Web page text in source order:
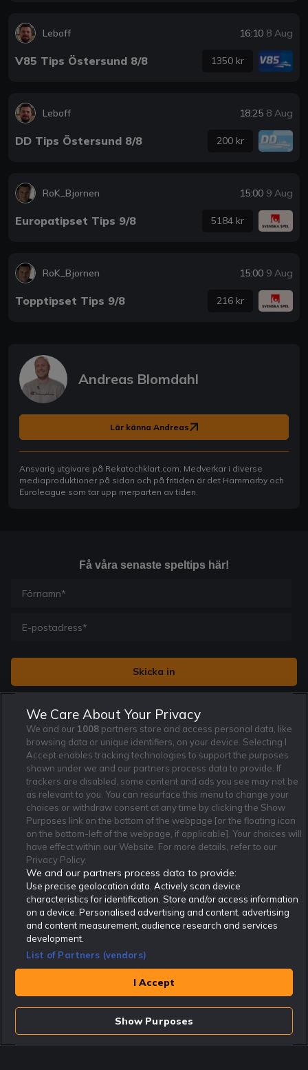
Leboff 16:10 8 Aug
V85 Tips Östersund 8/8 1350 kr
Leboff 18:25 8 Aug
DD Tips Östersund 8/8 200 kr
RoK_Bjornen 15:00 9 Aug
Europatipset Tips 9/8 5184 kr
RoK_Bjornen 15:00 9 Aug
Topptipset Tips 9/8 216 kr
Andreas Blomdahl
Lär känna Andreas
Ansvarig utgivare på Rekatochklart.com. Medverkar i diverse
mediaproduktioner på sidan och på fritiden är det Hammarby och
Euroleague som tar upp merparten av tiden.
Få våra senaste speltips här!
Jag vill få nyhetsbrev från Rekatochklart och jag är 18+. Regler
och villkor gäller. *
Rekatochklart.com är Sveriges ledande betting-community. 2017 nominerades
Rekatochklart som en av världens bästa spelinformations-sajter på spelbranschens egen
Oscarsgala EGR Awards.
Rekatochklart är oberoende och ej knutet till något specifikt spelbolag. Här hittar du
speltips, unika insättningsbonusar och erbjudanden från de största och mest seriösa
spelbolagen. En spelbok, spelskola, information om skador och avstängningar samt vårt
populära klotterplank.
Har du några frågor är du välkommen att
kontakta oss
Spela ansvarsfullt. Åldersgränsen för spel är 18+ Har ditt spelande blivit ett
problem? Kontakta stödlinjen på 020-81 91 00. Odds kan ändras. Alla odds var
korrekta vid den tidpunkt de publicerades. Spel utan konto innebär att man
Affiliate Modell
Om Rekatochklart
Kontakta oss
Redaktionen
Ansvarsfullt Spelande
F.A.Q
Nyhetsarkiv
Redaktionell policy
Cookie Policy
Användarvilkor
Integritetspolicy
Rekatochklart shop
We Care About Your Privacy
We and our 1008 partners store and access personal data, like
browsing data or unique identifiers, on your device. Selecting I
Accept enables tracking technologies to support the purposes
shown under we and our partners process data to provide. If
trackers are disabled, some content and ads you see may not be
as relevant to you. You can resurface this menu to change your
choices or withdraw consent at any time by clicking the Show
Purposes link on the bottom of the webpage [or the floating icon
on the bottom-left of the webpage, if applicable]. Your choices will
have effect within our Website. For more details, refer to our
Privacy Policy.
We and our partners process data to provide:
Use precise geolocation data. Actively scan device
characteristics for identification. Store and/or access information
on a device. Personalised advertising and content, advertising
and content measurement, audience research and services
development.
List of Partners (vendors)
I Accept
Show Purposes